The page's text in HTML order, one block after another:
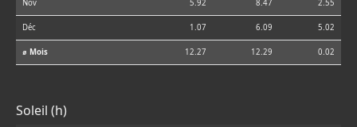
Nov 5.92 8.47 2.55
Déc 1.07 6.09 5.02
⌀ Mois 12.27 12.29 0.02
Soleil (h)